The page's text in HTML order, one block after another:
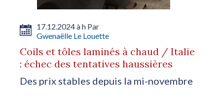
17.12.2024 à h Par
Gwenaëlle Le Louette
Coils et tôles laminés à chaud / Italie
: échec des tentatives haussières
Des prix stables depuis la mi-novembre